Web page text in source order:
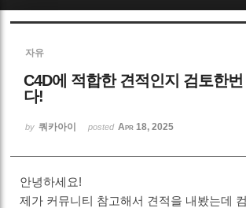
자유
C4D에 적합한 견적인지 검토한번
다!
by 쿼카아이 posted Apr 18, 2025
안녕하세요!
제가 커뮤니티 참고해서 견적을 내봤는데
Sketchbook5, 스케치
Sketchbook5, 스케치